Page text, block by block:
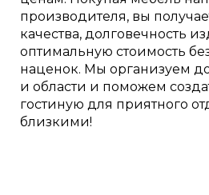
производителя, вы
качества, долговечность
оптимальную стоимость
наценок. Мы организуем
и области и поможем
гостиную для приятного
близкими!